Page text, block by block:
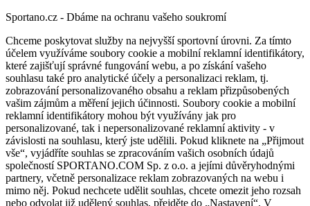
Sportano.cz - Dbáme na ochranu vašeho soukromí
Chceme poskytovat služby na nejvyšší sportovní úrovni. Za tímto
účelem využíváme soubory cookie a mobilní reklamní identifikátory,
které zajišťují správné fungování webu, a po získání vašeho
souhlasu také pro analytické účely a personalizaci reklam, tj.
zobrazování personalizovaného obsahu a reklam přizpůsobených
vašim zájmům a měření jejich účinnosti. Soubory cookie a mobilní
reklamní identifikátory mohou být využívány jak pro
personalizované, tak i nepersonalizované reklamní aktivity - v
závislosti na souhlasu, který jste udělili. Pokud kliknete na „Přijmout
vše“, vyjádříte souhlas se zpracováním vašich osobních údajů
společností SPORTANO.COM Sp. z o.o. a jejími důvěryhodnými
partnery, včetně personalizace reklam zobrazovaných na webu i
mimo něj. Pokud nechcete udělit souhlas, chcete omezit jeho rozsah
nebo odvolat již udělený souhlas, přejděte do „Nastavení“. V